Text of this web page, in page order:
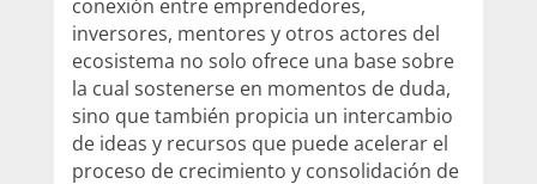
conexión entre emprendedores,
inversores, mentores y otros actores del
ecosistema no solo ofrece una base sobre
la cual sostenerse en momentos de duda,
sino que también propicia un intercambio
de ideas y recursos que puede acelerar el
proceso de crecimiento y consolidación de